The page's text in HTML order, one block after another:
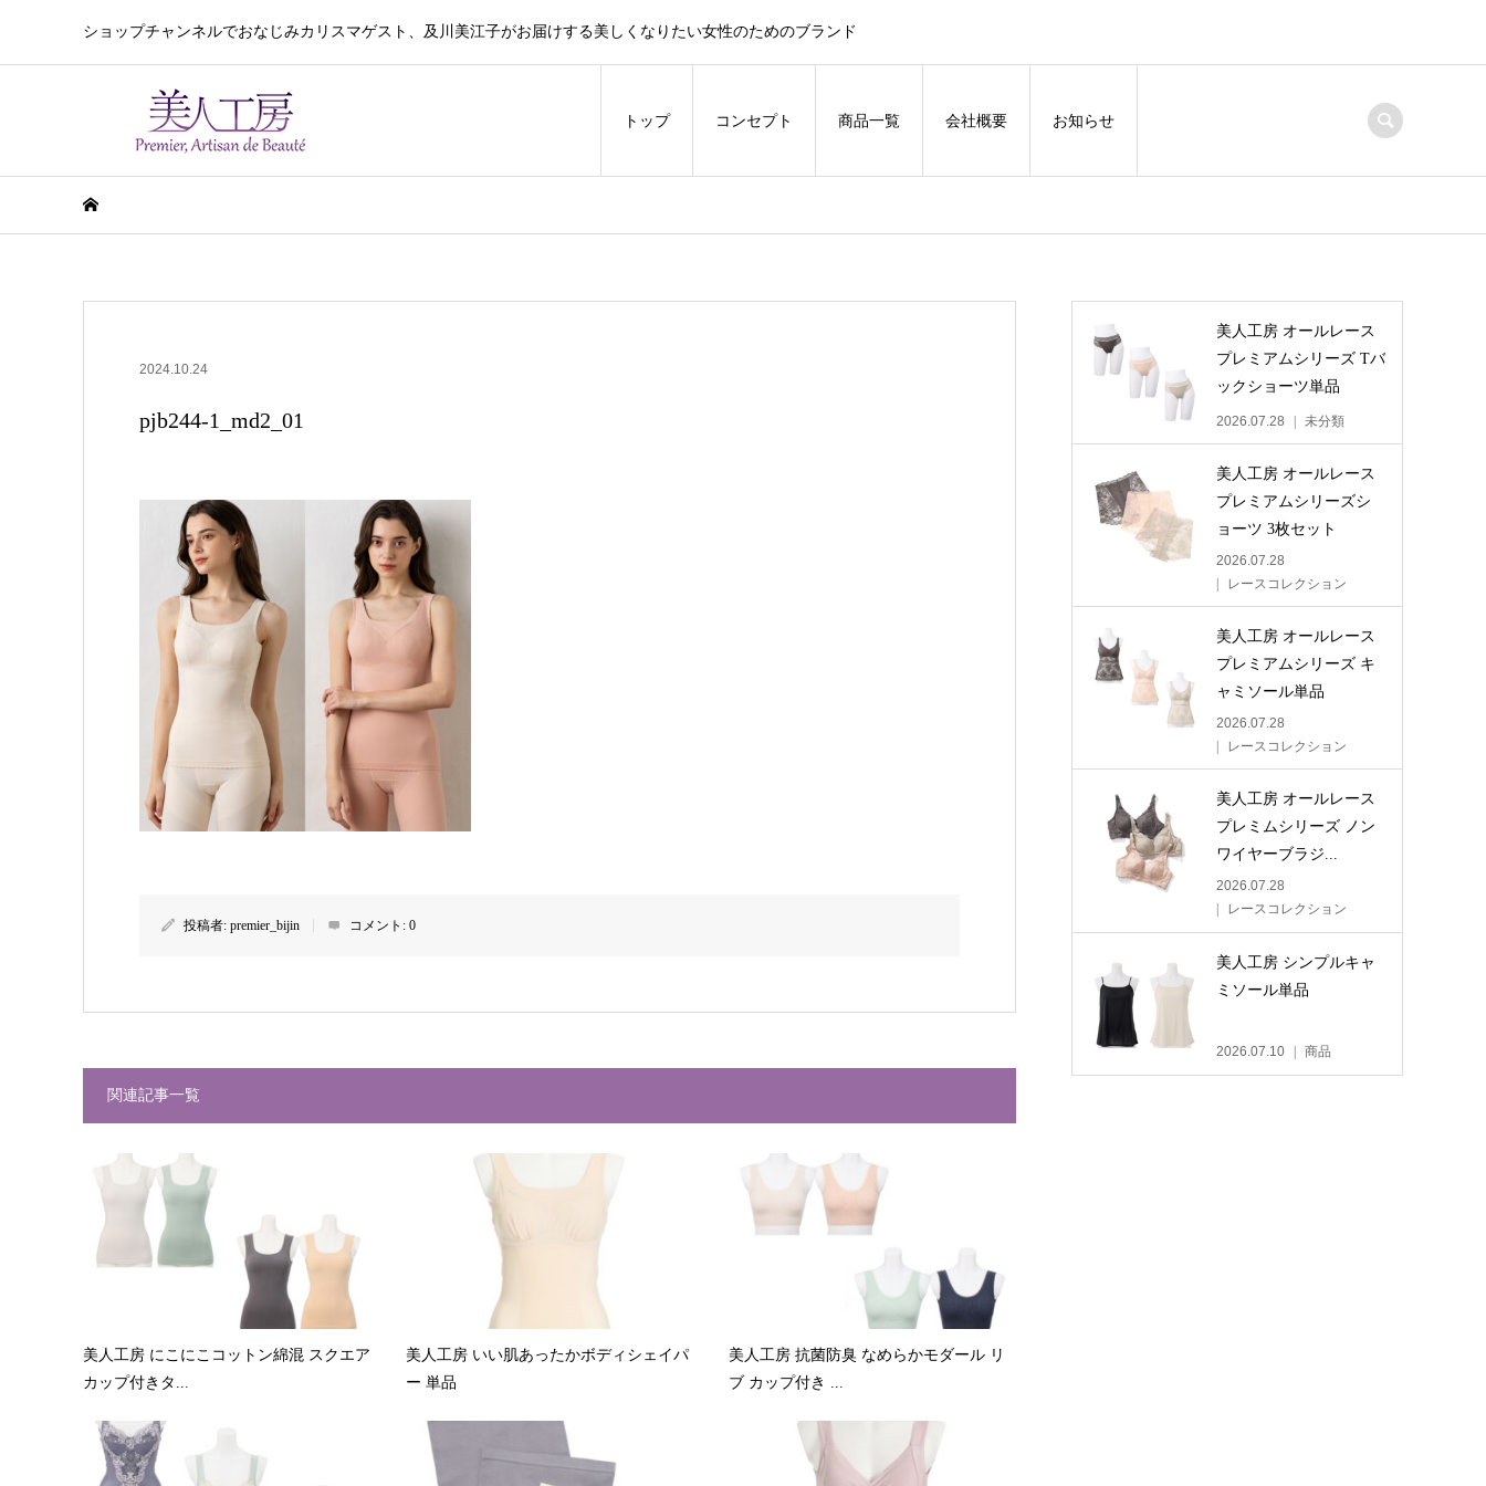
ショップチャンネルでおなじみカリスマゲスト、及川美江子がお届けする美しくなりたい女性のためのブランド
トップ コンセプト 商品一覧 会社概要 お知らせ
2024.10.24
pjb244-1_md2_01
投稿者: premier_bijin コメント: 0
関連記事一覧
美人工房 にこにこコットン綿混 スクエア
カップ付きタ...
美人工房 いい肌あったかボディシェイパ
ー 単品
美人工房 抗菌防臭 なめらかモダール リ
ブ カップ付き ...
美人工房 オールレース
プレミアムシリーズ Tバ
ックショーツ単品
2026.07.28 未分類
美人工房 オールレース
プレミアムシリーズシ
ョーツ 3枚セット
2026.07.28
レースコレクション
美人工房 オールレース
プレミアムシリーズ キ
ャミソール単品
2026.07.28
レースコレクション
美人工房 オールレース
プレミムシリーズ ノン
ワイヤーブラジ...
2026.07.28
レースコレクション
美人工房 シンプルキャ
ミソール単品
2026.07.10 商品